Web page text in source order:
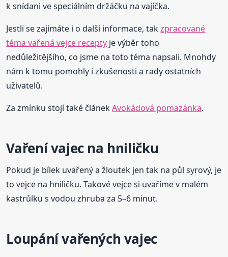
k snídani ve speciálním držáčku na vajíčka.
Jestli se zajímáte i o další informace, takzpracované
téma vařená vejce recepty je výběr toho
nedůležitějšího, co jsme na toto téma napsali. Mnohdy
nám k tomu pomohly i zkušenosti a rady ostatních
uživatelů.
Za zmínku stojí také článekAvokádová pomazánka.
Vaření vajec na hniličku
Pokud je bílek uvařený a žloutek jen tak na půl syrový, je
to vejce na hniličku. Takové vejce si uvaříme v malém
kastrůlku s vodou zhruba za 5–6 minut.
Loupání vařených vajec